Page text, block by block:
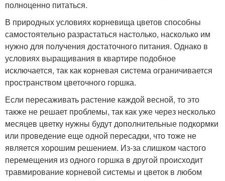
полноценно питаться.
В природных условиях корневища цветов способны
самостоятельно разрастаться настолько, насколько им
нужно для получения достаточного питания. Однако в
условиях выращивания в квартире подобное
исключается, так как корневая система ограничивается
пространством цветочного горшка.
Если пересаживать растение каждой весной, то это
также не решает проблемы, так как уже через несколько
месяцев цветку нужны будут дополнительные подкормки
или проведение еще одной пересадки, что тоже не
является хорошим решением. Из-за слишком частого
перемещения из одного горшка в другой происходит
травмирование корневой системы и цветок в любом